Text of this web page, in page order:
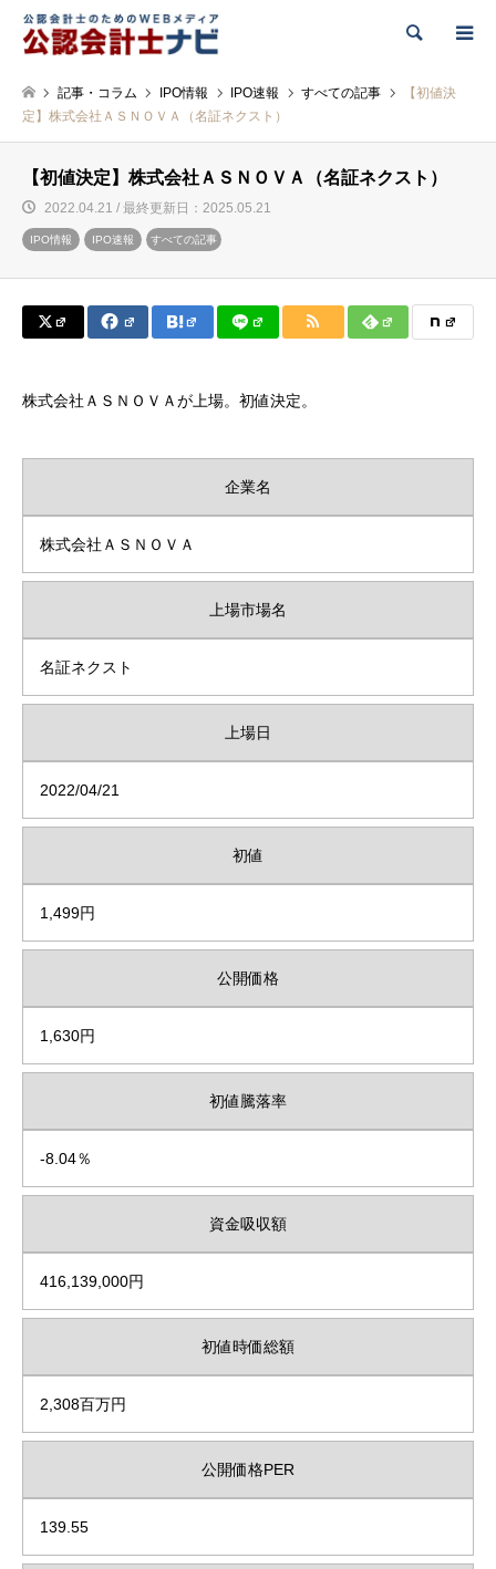
検索
記事・コラム IPO情報 IPO速報 すべての記事
【初値決
定】株式会社ＡＳＮＯＶＡ（名証ネクスト）
【初値決定】株式会社ＡＳＮＯＶＡ（名証ネクスト）
2022.04.21 / 最終更新日：2025.05.21
IPO情報 IPO速報 すべての記事
株式会社ＡＳＮＯＶＡが上場。初値決定。
企業名
株式会社ＡＳＮＯＶＡ
上場市場名
名証ネクスト
上場日
2022/04/21
初値
1,499円
公開価格
1,630円
初値騰落率
-8.04％
資金吸収額
416,139,000円
初値時価総額
2,308百万円
公開価格PER
139.55